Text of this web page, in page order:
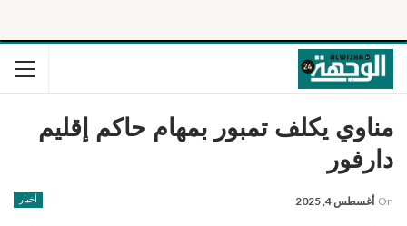
مناوي يكلف تمبور بمهام حاكم إقليم
دارفور
أخبار On أغسطس 4, 2025